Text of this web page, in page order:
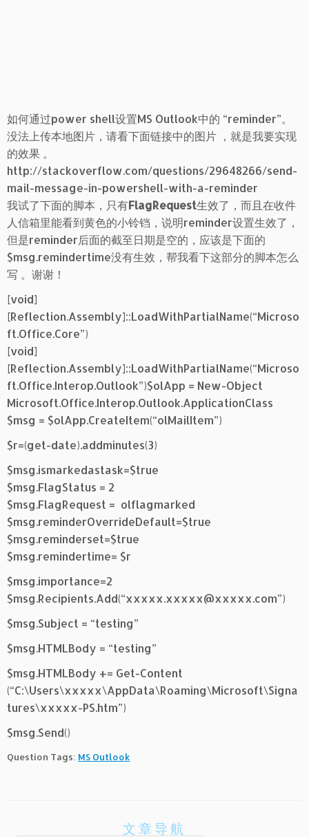
如何通过power shell设置MS Outlook中的 “reminder”。
没法上传本地图片，请看下面链接中的图片 ，就是我要实现
的效果 。
http://stackoverflow.com/questions/29648266/send-
mail-message-in-powershell-with-a-reminder
我试了下面的脚本，只有FlagRequest生效了，而且在收件
人信箱里能看到黄色的小铃铛，说明reminder设置生效了，
但是reminder后面的截至日期是空的，应该是下面的
$msg.remindertime没有生效，帮我看下这部分的脚本怎么
写 。谢谢！
[void]
[Reflection.Assembly]::LoadWithPartialName(“Microso
ft.Office.Core”)
[void]
[Reflection.Assembly]::LoadWithPartialName(“Microso
ft.Office.Interop.Outlook”)$olApp = New-Object
Microsoft.Office.Interop.Outlook.ApplicationClass
$msg = $olApp.CreateItem(“olMailItem”)
$r=(get-date).addminutes(3)
$msg.ismarkedastask=$true
$msg.FlagStatus = 2
$msg.FlagRequest = olflagmarked
$msg.reminderOverrideDefault=$true
$msg.reminderset=$true
$msg.remindertime= $r
$msg.importance=2
$msg.Recipients.Add(“xxxxx.xxxxx@xxxxx.com”)
$msg.Subject = “testing”
$msg.HTMLBody = “testing”
$msg.HTMLBody += Get-Content
(“C:\Users\xxxxx\AppData\Roaming\Microsoft\Signa
tures\xxxxx-PS.htm”)
$msg.Send()
Question Tags: MS Outlook
文章导航